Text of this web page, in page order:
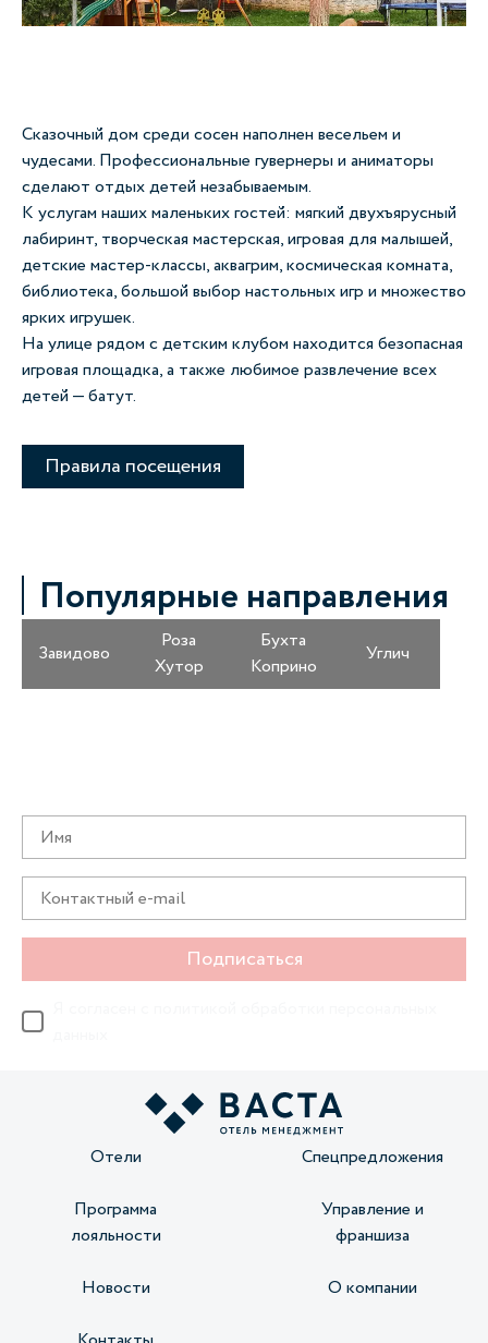
Сказочный дом среди сосен наполнен весельем и
чудесами. Профессиональные гувернеры и аниматоры
сделают отдых детей незабываемым.
К услугам наших маленьких гостей: мягкий двухъярусный
лабиринт, творческая мастерская, игровая для малышей,
детские мастер-классы, аквагрим, космическая комната,
библиотека, большой выбор настольных игр и множество
ярких игрушек.
На улице рядом с детским клубом находится безопасная
игровая площадка, а также любимое развлечение всех
детей — батут.
Правила посещения
Популярные направления
Завидово
Роза
Хутор
Бухта
Коприно
Углич
Подписаться
Отели Спецпредложения
Программа
лояльности
Управление и
франшиза
Новости О компании